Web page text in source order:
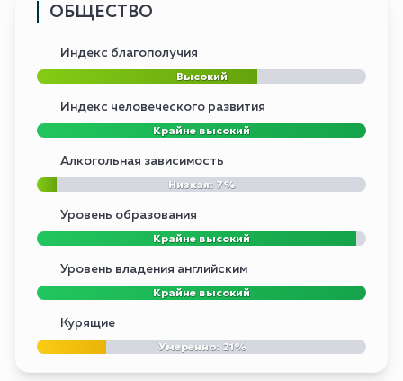
ОБЩЕСТВО
Индекс благополучия
Высокий
Индекс человеческого развития
Крайне высокий
Алкогольная зависимость
Низкая: 7%
Уровень образования
Крайне высокий
Уровень владения английским
Крайне высокий
Курящие
Умеренно: 21%